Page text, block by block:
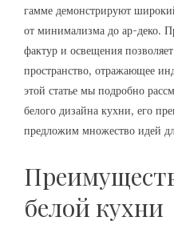
гамме демонстрируют
от минимализма до ар-деко.
фактур и освещения
пространство, отражающее
этой статье мы подробно
белого дизайна кухни, его
предложим множество идей
белой кухни